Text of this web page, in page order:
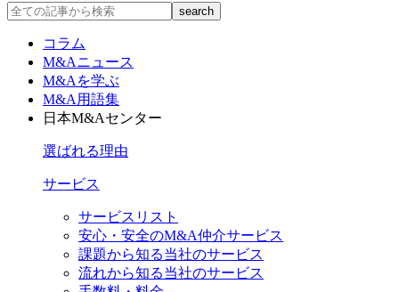
コラム
M&Aニュース
M&Aを学ぶ
M&A用語集
日本M&Aセンター
選ばれる理由
サービス
サービスリスト
安心・安全のM&A仲介サービス
課題から知る当社のサービス
流れから知る当社のサービス